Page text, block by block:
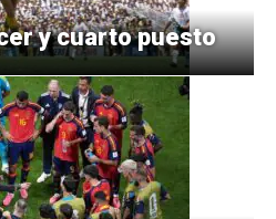
y cuarto puesto